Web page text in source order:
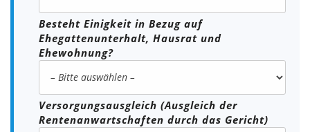
Besteht Einigkeit in Bezug auf
Ehegattenunterhalt, Hausrat und
Ehewohnung?
Versorgungsausgleich (Ausgleich der
Rentenanwartschaften durch das Gericht)